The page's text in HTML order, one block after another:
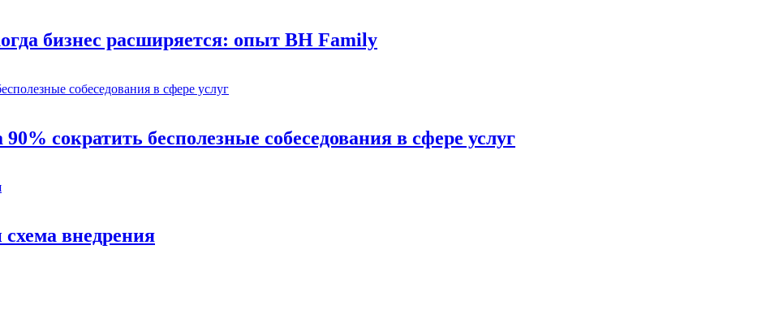
бизнес расширяется: опыт BH Family
сократить бесполезные собеседования в сфере услуг
внедрения